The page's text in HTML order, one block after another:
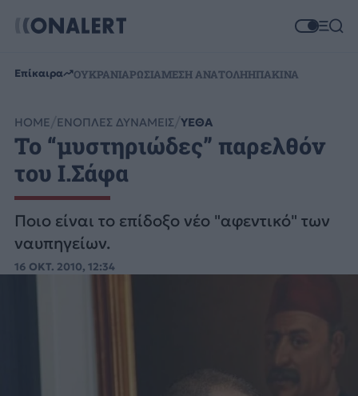
Επίκαιρα ΟΥΚΡΑΝΙΑΡΩΣΙΑΜΕΣΗ ΑΝΑΤΟΛΗΗΠΑΚΙΝΑ
HOME ΕΝΟΠΛΕΣ ΔΥΝΑΜΕΙΣ ΥΕΘΑ
Το “μυστηριώδες” παρελθόν
του Ι.Σάφα
Ποιο είναι το επίδοξο νέο "αφεντικό" των
ναυπηγείων.
16 ΟΚΤ. 2010, 12:34